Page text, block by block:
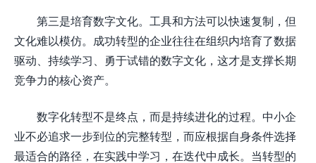
第三是培育数字文化。工具和方法可以快速复制，但
文化难以模仿。成功转型的企业往往在组织内培育了数据
驱动、持续学习、勇于试错的数字文化，这才是支撑长期
竞争力的核心资产。
数字化转型不是终点，而是持续进化的过程。中小企
业不必追求一步到位的完整转型，而应根据自身条件选择
最适合的路径，在实践中学习，在迭代中成长。当转型的